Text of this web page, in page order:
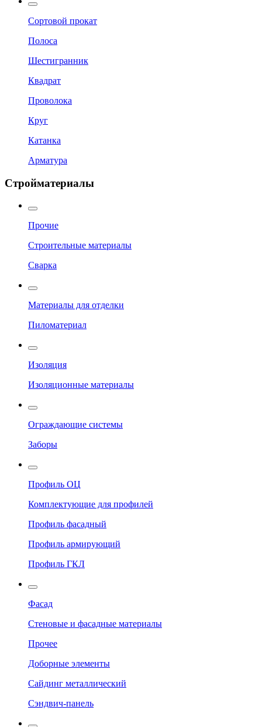
Сортовой прокат
Полоса
Шестигранник
Квадрат
Проволока
Круг
Катанка
Арматура
Стройматериалы
Прочие
Строительные материалы
Сварка
Материалы для отделки
Пиломатериал
Изоляция
Изоляционные материалы
Ограждающие системы
Заборы
Профиль ОЦ
Комплектующие для профилей
Профиль фасадный
Профиль армирующий
Профиль ГКЛ
Фасад
Стеновые и фасадные материалы
Прочее
Доборные элементы
Сайдинг металлический
Сэндвич-панель